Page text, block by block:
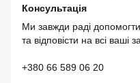
Консультація
Ми завжди раді
та відповісти на всі ваші
+380 66 589 06 20